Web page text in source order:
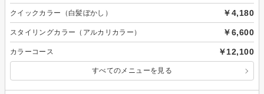
クイックカラー（白髪ぼかし） ￥4,180
スタイリングカラー（アルカリカラー） ￥6,600
カラーコース ￥12,100
すべてのメニューを見る